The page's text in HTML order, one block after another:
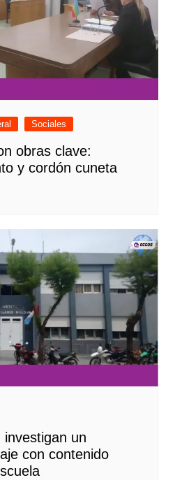
Sociales
obras clave:
y cordón cuneta
un
con contenido